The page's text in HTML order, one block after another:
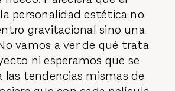
personalidad estética no
gravitacional sino una
vamos a ver de qué trata
ni esperamos que se
las tendencias mismas de